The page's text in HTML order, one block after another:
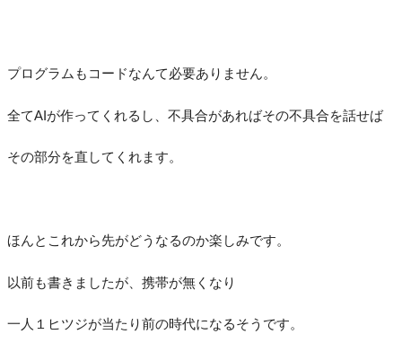
プログラムもコードなんて必要ありません。
全てAIが作ってくれるし、不具合があればその不具合を話せば
その部分を直してくれます。
ほんとこれから先がどうなるのか楽しみです。
以前も書きましたが、携帯が無くなり
一人１ヒツジが当たり前の時代になるそうです。